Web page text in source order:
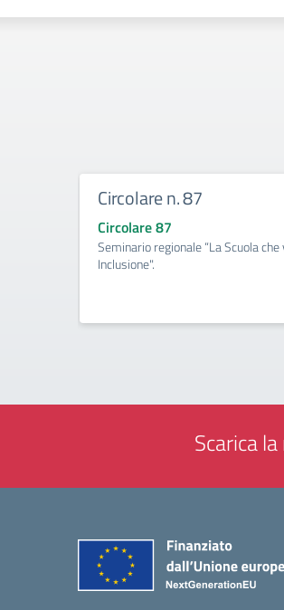
Circolare n. 87
Circolare 87
Seminario regionale “La Scuola
Inclusione".
Scarica